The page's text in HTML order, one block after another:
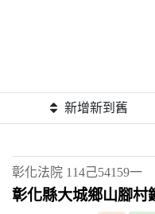
新增新到舊
彰化法院 114己54159一
彰化縣大城鄉山腳村